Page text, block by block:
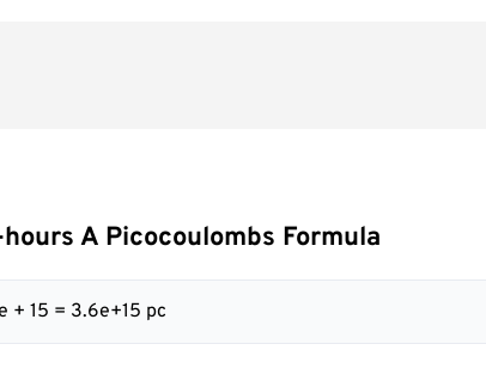
A Picocoulombs Formula
+ 15 = 3.6e+15 pc